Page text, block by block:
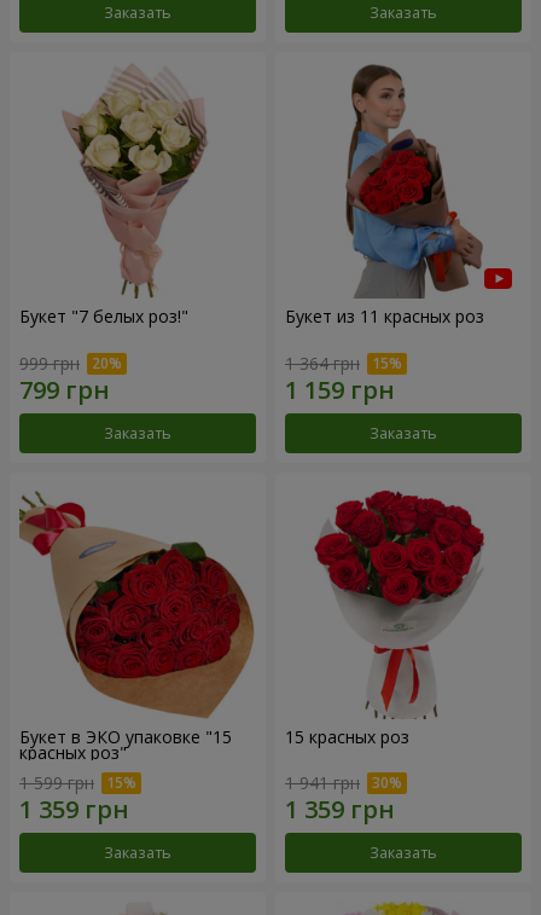
Заказать Заказать
Букет "7 белых роз!"
999 грн
Заказать
Букет из 11 красных роз
1 364 грн
Заказать
Букет в ЭКО упаковке "15
красных роз"
1 599 грн
Заказать
15 красных роз
1 941 грн
Заказать